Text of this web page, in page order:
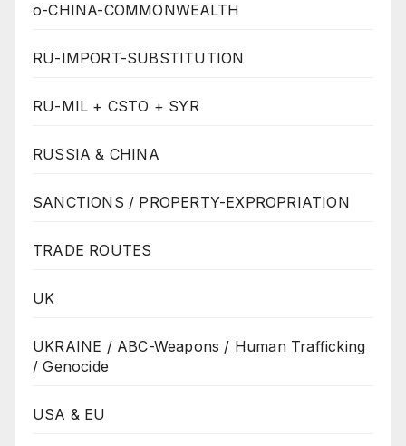
o-CHINA-COMMONWEALTH
RU-IMPORT-SUBSTITUTION
RU-MIL + CSTO + SYR
RUSSIA & CHINA
SANCTIONS / PROPERTY-EXPROPRIATION
TRADE ROUTES
UK
UKRAINE / ABC-Weapons / Human Trafficking
/ Genocide
USA & EU